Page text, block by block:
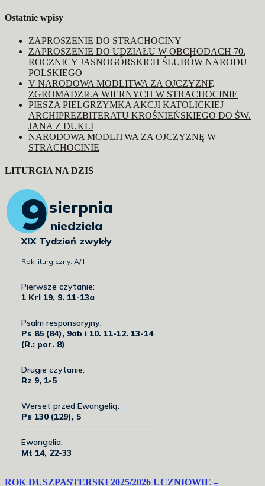
Ostatnie wpisy
ZAPROSZENIE DO STRACHOCINY
ZAPROSZENIE DO UDZIAŁU W OBCHODACH 70.
ROCZNICY JASNOGÓRSKICH ŚLUBÓW NARODU
POLSKIEGO
V NARODOWA MODLITWA ZA OJCZYZNĘ
ZGROMADZIŁA WIERNYCH W STRACHOCINIE
PIESZA PIELGRZYMKA AKCJI KATOLICKIEJ
ARCHIPREZBITERATU KROŚNIEŃSKIEGO DO ŚW.
JANA Z DUKLI
NARODOWA MODLITWA ZA OJCZYZNĘ W
STRACHOCINIE
LITURGIA NA DZIŚ
ROK DUSZPASTERSKI 2025/2026 UCZNIOWIE –